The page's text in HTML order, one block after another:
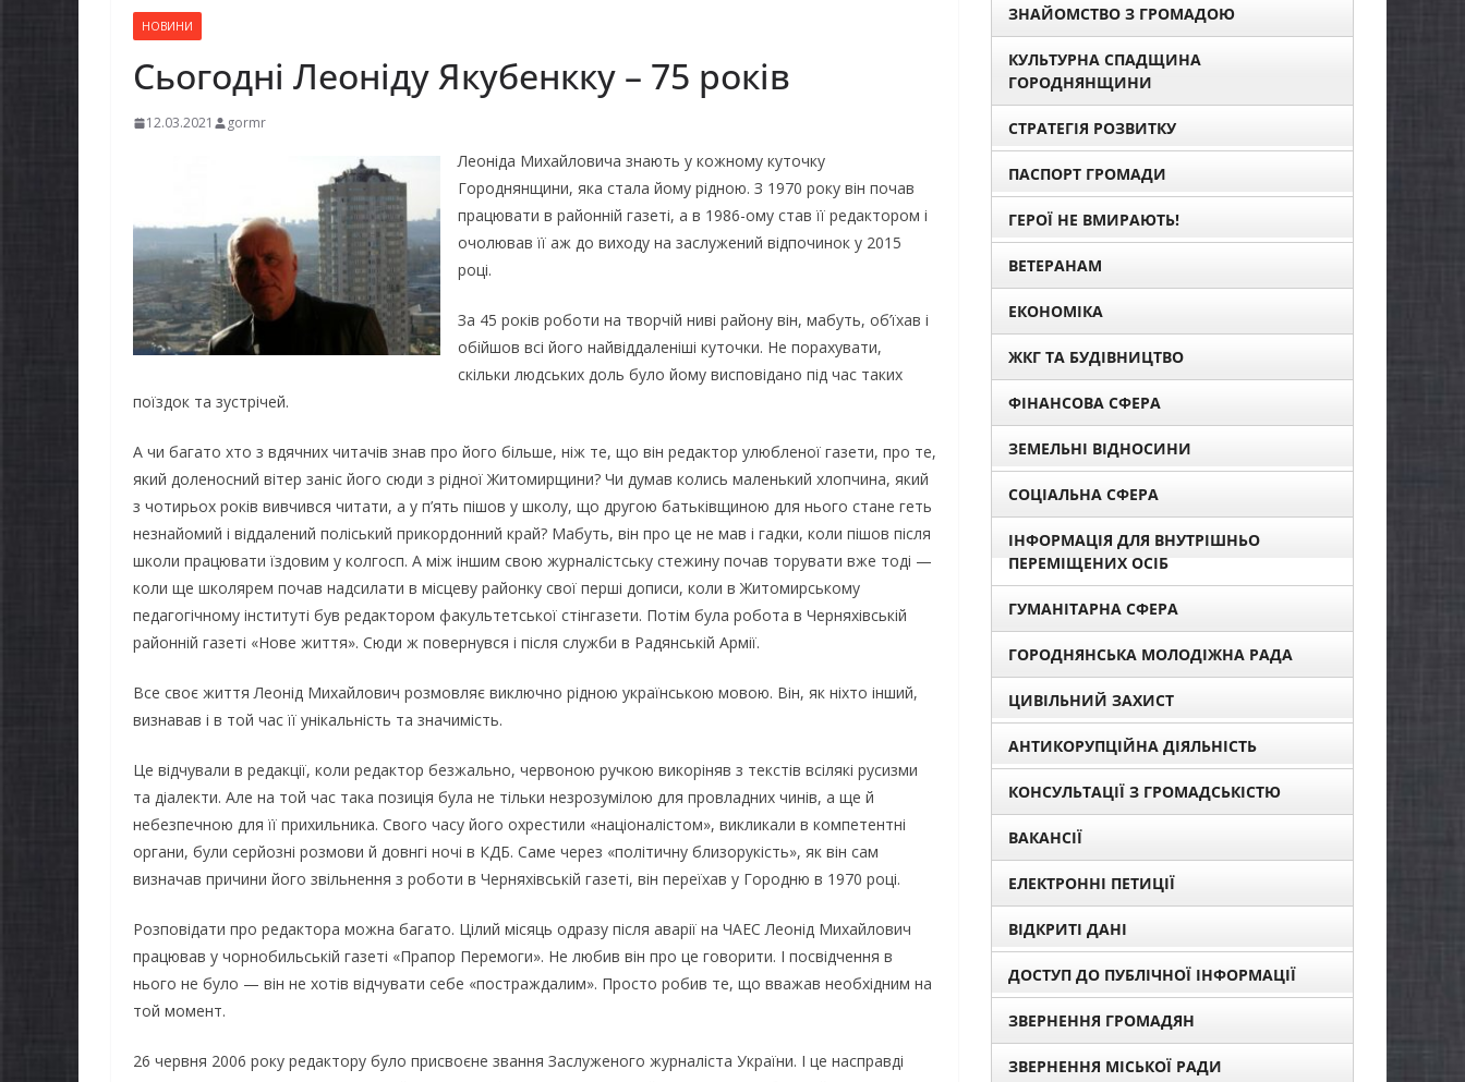
НОВИНИ
Сьогодні Леоніду Якубенкку – 75 років
12.03.2021 gormr
Леоніда Михайловича знають у кожному куточку
Городнянщини, яка стала йому рідною. З 1970 року він почав
працювати в районній газеті, а в 1986-ому став її редактором і
очолював її аж до виходу на заслужений відпочинок у 2015
році.
За 45 років роботи на творчій ниві району він, мабуть, об’їхав і
обійшов всі його найвіддаленіші куточки. Не порахувати,
скільки людських доль було йому висповідано під час таких
поїздок та зустрічей.
А чи багато хто з вдячних читачів знав про його більше, ніж те, що він редактор улюбленої газети, про те,
який доленосний вітер заніс його сюди з рідної Житомирщини? Чи думав колись маленький хлопчина, який
з чотирьох років вивчився читати, а у п’ять пішов у школу, що другою батьківщиною для нього стане геть
незнайомий і віддалений поліський прикордонний край? Мабуть, він про це не мав і гадки, коли пішов після
школи працювати їздовим у колгосп. А між іншим свою журналістську стежину почав торувати вже тоді —
коли ще школярем почав надсилати в місцеву районку свої перші дописи, коли в Житомирському
педагогічному інституті був редактором факультетської стінгазети. Потім була робота в Черняхівській
районній газеті «Нове життя». Сюди ж повернувся і після служби в Радянській Армії.
Все своє життя Леонід Михайлович розмовляє виключно рідною українською мовою. Він, як ніхто інший,
визнавав і в той час її унікальність та значимість.
Це відчували в редакції, коли редактор безжально, червоною ручкою викоріняв з текстів всілякі русизми
та діалекти. Але на той час така позиція була не тільки незрозумілою для провладних чинів, а ще й
небезпечною для її прихильника. Свого часу його охрестили «націоналістом», викликали в компетентні
органи, були серйозні розмови й довнгі ночі в КДБ. Саме через «політичну близорукість», як він сам
визначав причини його звільнення з роботи в Черняхівській газеті, він переїхав у Городню в 1970 році.
Розповідати про редактора можна багато. Цілий місяць одразу після аварії на ЧАЕС Леонід Михайлович
працював у чорнобильській газеті «Прапор Перемоги». Не любив він про це говорити. І посвідчення в
нього не було — він не хотів відчувати себе «постраждалим». Просто робив те, що вважав необхідним на
той момент.
26 червня 2006 року редактору було присвоєне звання Заслуженого журналіста України. І це насправді
ЗНАЙОМСТВО З ГРОМАДОЮ
КУЛЬТУРНА СПАДЩИНА
ГОРОДНЯНЩИНИ
СТРАТЕГІЯ РОЗВИТКУ
ПАСПОРТ ГРОМАДИ
ГЕРОЇ НЕ ВМИРАЮТЬ!
ВЕТЕРАНАМ
ЕКОНОМІКА
ЖКГ ТА БУДІВНИЦТВО
ФІНАНСОВА СФЕРА
ЗЕМЕЛЬНІ ВІДНОСИНИ
СОЦІАЛЬНА СФЕРА
ІНФОРМАЦІЯ ДЛЯ ВНУТРІШНЬО
ПЕРЕМІЩЕНИХ ОСІБ
ГУМАНІТАРНА СФЕРА
ГОРОДНЯНСЬКА МОЛОДІЖНА РАДА
ЦИВІЛЬНИЙ ЗАХИСТ
АНТИКОРУПЦІЙНА ДІЯЛЬНІСТЬ
КОНСУЛЬТАЦІЇ З ГРОМАДСЬКІСТЮ
ВАКАНСІЇ
ЕЛЕКТРОННІ ПЕТИЦІЇ
ВІДКРИТІ ДАНІ
ДОСТУП ДО ПУБЛІЧНОЇ ІНФОРМАЦІЇ
ЗВЕРНЕННЯ ГРОМАДЯН
ЗВЕРНЕННЯ МІСЬКОЇ РАДИ